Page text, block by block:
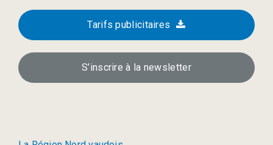
Tarifs publicitaires
S’inscrire à la newsletter